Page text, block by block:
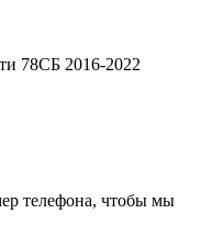
78СБ 2016-2022
телефона, чтобы мы